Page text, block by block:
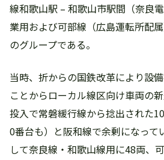
線和歌山駅 – 和歌山市駅間（奈良
業用および可部線（広島運転所配
のグループである。
当時、折からの国鉄改革により設
ことからローカル線区向け車両の
投入で常磐緩行線から捻出された
0番台も）と阪和線で余剰になって
して奈良線・和歌山線用に48両、